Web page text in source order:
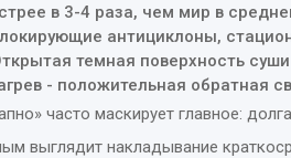
в 3-4 раза, чем мир в
антициклоны,
темная поверхность
- положительная обратная
часто маскирует главное:
выглядит накладывание